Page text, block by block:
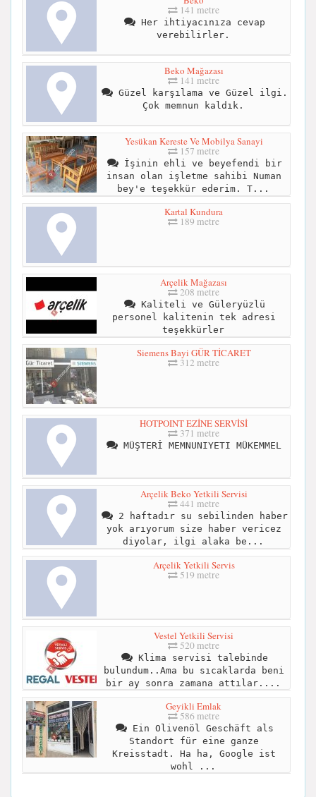
141 metre
Her ihtiyacınıza cevap
verebilirler.
Beko Mağazası
141 metre
Güzel karşılama ve Güzel ilgi.
Çok memnun kaldık.
Yesükan Kereste Ve Mobilya Sanayi
157 metre
İşinin ehli ve beyefendi bir
insan olan işletme sahibi Numan
bey'e teşekkür ederim. T...
Kartal Kundura
189 metre
Arçelik Mağazası
208 metre
Kaliteli ve Güleryüzlü
personel kalitenin tek adresi
teşekkürler
Siemens Bayi GÜR TİCARET
312 metre
HOTPOINT EZİNE SERVİSİ
371 metre
MÜŞTERİ MEMNUNIYETI MÜKEMMEL
Arçelik Beko Yetkili Servisi
441 metre
2 haftadır su sebilinden haber
yok arıyorum size haber vericez
diyolar, ilgi alaka be...
Arçelik Yetkili Servis
519 metre
Vestel Yetkili Servisi
520 metre
Klima servisi talebinde
bulundum..Ama bu sıcaklarda beni
bir ay sonra zamana attılar....
Geyikli Emlak
586 metre
Ein Olivenöl Geschäft als
Standort für eine ganze
Kreisstadt. Ha ha, Google ist
wohl ...